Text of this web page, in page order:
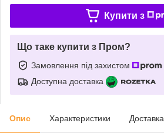
Купити з
Що таке купити з Пром?
Замовлення під захистом
Доступна доставка
Опис Характеристики Доставка